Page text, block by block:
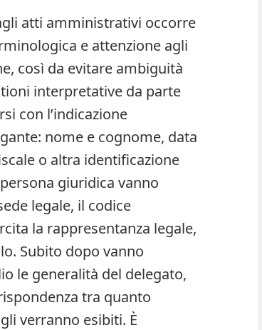
atti amministrativi occorre
e attenzione agli
così da evitare ambiguità
interpretative da parte
con l’indicazione
nome e cognome, data
o altra identificazione
giuridica vanno
legale, il codice
la rappresentanza legale,
Subito dopo vanno
le generalità del delegato,
tra quanto
verranno esibiti. È